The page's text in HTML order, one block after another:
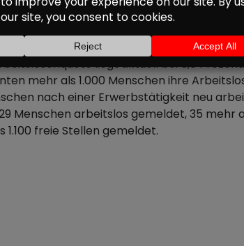
WESTPFALZ
Im Bezirk der Agentur für Arbeit
liegt aktuell bei 6,8
mehr als 1.000 Menschen ihre
nach einer Erwerbstätigkeit neu
Menschen arbeitslos gemeldet, 35 mehr
freie Stellen gemeldet.